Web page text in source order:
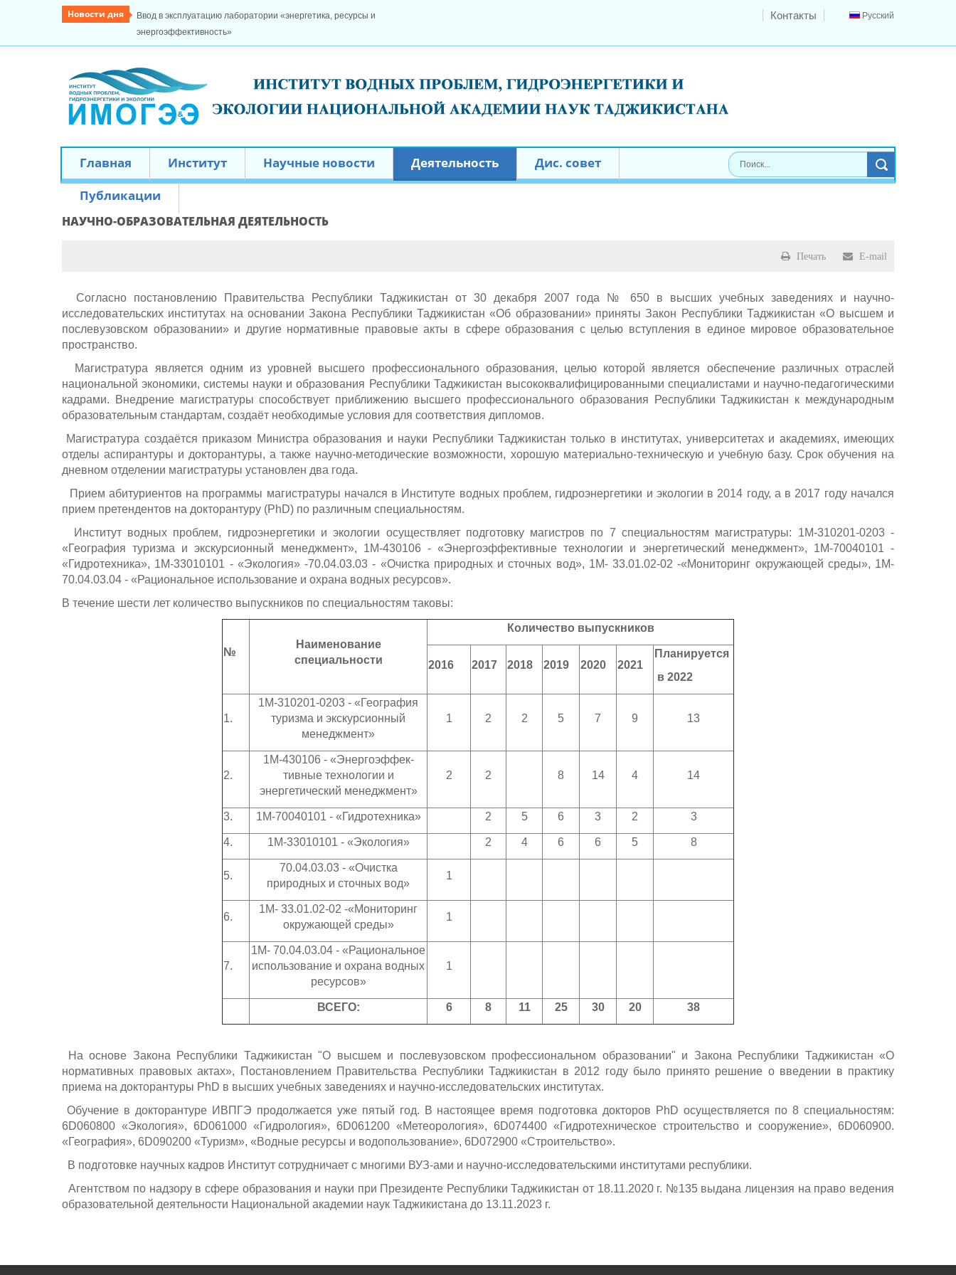
Новости дня
Ввод в эксплуатацию лаборатории «энергетика, ресурсы и
энергоэффективность»
Русский
Контакты
Главная Институт Научные новости Деятельность
Дис. совет
Публикации
НАУЧНО-ОБРАЗОВАТЕЛЬНАЯ ДЕЯТЕЛЬНОСТЬ
Печать E-mail
Согласно постановлению Правительства Республики Таджикистан от 30 декабря 2007 года № 650 в высших учебных заведениях и научно-
исследовательских институтах на основании Закона Республики Таджикистан «Об образовании» приняты Закон Республики Таджикистан «О высшем и
послевузовском образовании» и другие нормативные правовые акты в сфере образования с целью вступления в единое мировое образовательное
пространство.
Магистратура является одним из уровней высшего профессионального образования, целью которой является обеспечение различных отраслей
национальной экономики, системы науки и образования Республики Таджикистан высококвалифицированными специалистами и научно-педагогическими
кадрами. Внедрение магистратуры способствует приближению высшего профессионального образования Республики Таджикистан к международным
образовательным стандартам, создаёт необходимые условия для соответствия дипломов.
Магистратура создаётся приказом Министра образования и науки Республики Таджикистан только в институтах, университетах и академиях, имеющих
отделы аспирантуры и докторантуры, а также научно-методические возможности, хорошую материально-техническую и учебную базу. Срок обучения на
дневном отделении магистратуры установлен два года.
Прием абитуриентов на программы магистратуры начался в Институте водных проблем, гидроэнергетики и экологии в 2014 году, а в 2017 году начался
прием претендентов на докторантуру (PhD) по различным специальностям.
Институт водных проблем, гидроэнергетики и экологии осуществляет подготовку магистров по 7 специальностям магистратуры: 1М-310201-0203 -
«География туризма и экскурсионный менеджмент», 1М-430106 - «Энергоэффективные технологии и энергетический менеджмент», 1М-70040101 -
«Гидротехника», 1М-33010101 - «Экология» -70.04.03.03 - «Очистка природных и сточных вод», 1М- 33.01.02-02 -«Мониторинг окружающей среды», 1М-
70.04.03.04 - «Рациональное использование и охрана водных ресурсов».
В течение шести лет количество выпускников по специальностям таковы:
№
Наименование
специальности
Количество выпускников
2016 2017 2018 2019 2020 2021
Планируется
в 2022
1.
1М-310201-0203 - «География
туризма и экскурсионный
менеджмент»
1 2 2 5 7 9 13
2.
1М-430106 - «Энергоэффек-
тивные технологии и
энергетический менеджмент»
2 2 8 14 4 14
3. 1М-70040101 - «Гидротехника» 2 5 6 3 2 3
4. 1М-33010101 - «Экология» 2 4 6 6 5 8
5.
70.04.03.03 - «Очистка
природных и сточных вод»
1
6.
1М- 33.01.02-02 -«Мониторинг
окружающей среды»
1
7.
1М- 70.04.03.04 - «Рациональное
использование и охрана водных
ресурсов»
1
ВСЕГО: 6 8 11 25 30 20 38
На основе Закона Республики Таджикистан "О высшем и послевузовском профессиональном образовании" и Закона Республики Таджикистан «О
нормативных правовых актах», Постановлением Правительства Республики Таджикистан в 2012 году было принято решение о введении в практику
приема на докторантуры PhD в высших учебных заведениях и научно-исследовательских институтах.
Обучение в докторантуре ИВПГЭ продолжается уже пятый год. В настоящее время подготовка докторов PhD осуществляется по 8 специальностям:
6D060800 «Экология», 6D061000 «Гидрология», 6D061200 «Метеорология», 6D074400 «Гидротехническое строительство и сооружение», 6D060900.
«География», 6D090200 «Туризм», «Водные ресурсы и водопользование», 6D072900 «Строительство».
В подготовке научных кадров Институт сотрудничает с многими ВУЗ-ами и научно-исследовательскими институтами республики.
Агентством по надзору в сфере образования и науки при Президенте Республики Таджикистан от 18.11.2020 г. №135 выдана лицензия на право ведения
образовательной деятельности Национальной академии наук Таджикистана до 13.11.2023 г.